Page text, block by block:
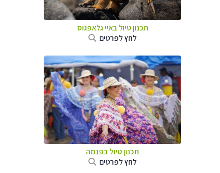
תכנון טיול באיי גלאפגוס
לחץ לפרטים
תכנון טיול בפנמה
לחץ לפרטים